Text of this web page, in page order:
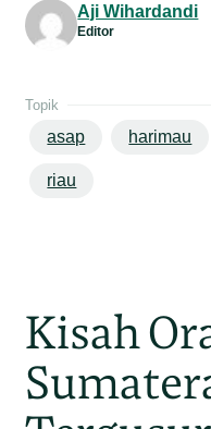
Aji Wihardandi
Editor
Topik
asap harimau
riau
Kisah